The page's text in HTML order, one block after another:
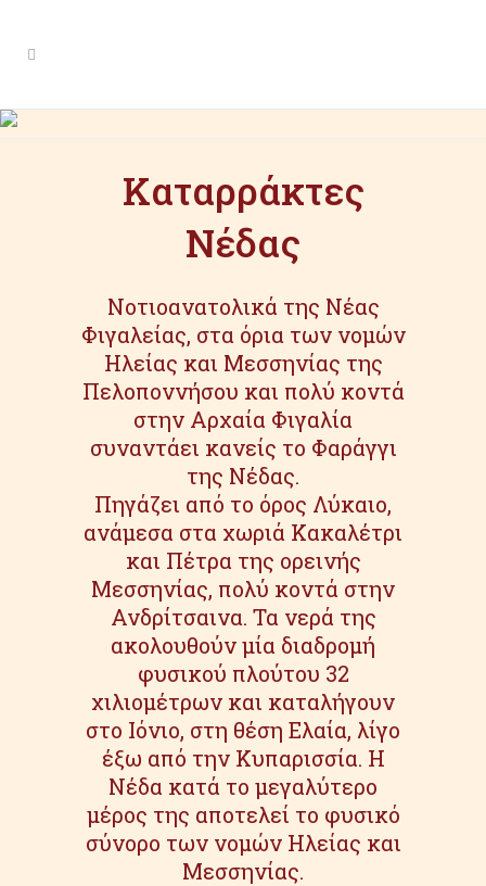
Καταρράκτες
Νέδας
Νοτιοανατολικά της Νέας
Φιγαλείας, στα όρια των νομών
Ηλείας και Μεσσηνίας της
Πελοποννήσου και πολύ κοντά
στην Αρχαία Φιγαλία
συναντάει κανείς το Φαράγγι
της Νέδας.
Πηγάζει από το όρος Λύκαιο,
ανάμεσα στα χωριά Κακαλέτρι
και Πέτρα της ορεινής
Μεσσηνίας, πολύ κοντά στην
Ανδρίτσαινα. Τα νερά της
ακολουθούν μία διαδρομή
φυσικού πλούτου 32
χιλιομέτρων και καταλήγουν
στο Ιόνιο, στη θέση Ελαία, λίγο
έξω από την Κυπαρισσία. Η
Νέδα κατά το μεγαλύτερο
μέρος της αποτελεί το φυσικό
σύνορο των νομών Ηλείας και
Μεσσηνίας.